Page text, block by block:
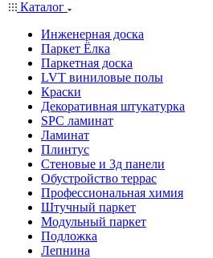
Каталог
Инженерная доска
Паркет Ёлка
Паркетная доска
LVT виниловые полы
Краски
Декоративная штукатурка
SPC ламинат
Ламинат
Плинтус
Стеновые и 3д панели
Обустройство террас
Профессиональная химия
Штучный паркет
Модульный паркет
Подложка
Лепнина